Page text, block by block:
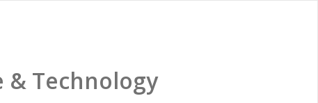
& Technology